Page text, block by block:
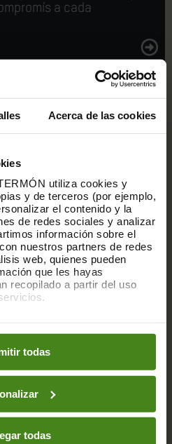
Acerca de las cookies
utiliza cookies y
y de terceros (por ejemplo,
el contenido y la
de redes sociales y analizar
información sobre el
nuestros partners de redes
web, quienes pueden
que les hayas
recopilado a partir del uso
nuestraPolítica de Cookieso
continuación:
todas
todas
a cada
únic fins a tes i
formats. Una gamma
les cistelles amb valors.